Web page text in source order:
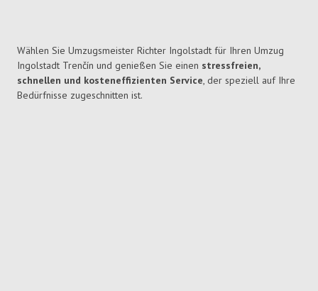
Wählen Sie Umzugsmeister Richter Ingolstadt für Ihren Umzug
Ingolstadt Trenčín und genießen Sie einen stressfreien,
schnellen und kosteneffizienten Service, der speziell auf Ihre
Bedürfnisse zugeschnitten ist.